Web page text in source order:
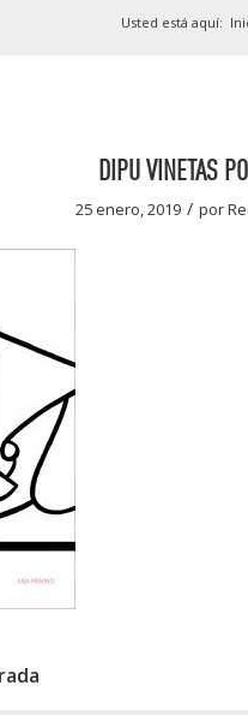
Usted está aquí:
DIPU VINETAS
25 enero, 2019 / por